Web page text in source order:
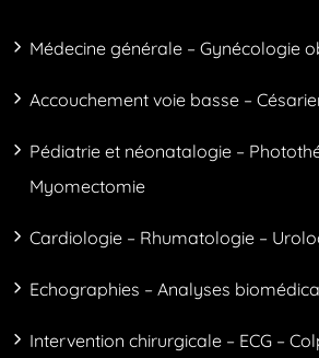
Médecine générale – Gynécologie
Accouchement voie basse –
Pédiatrie et néonatalogie –
Myomectomie
Cardiologie – Rhumatologie –
Echographies – Analyses
Intervention chirurgicale – ECG –